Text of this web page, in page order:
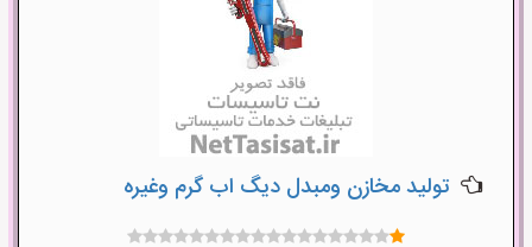
تولید مخازن ومبدل دیگ اب گرم وغیره